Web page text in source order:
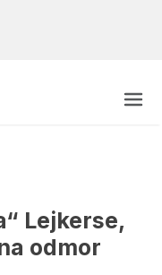
Lejkerse,
odmor